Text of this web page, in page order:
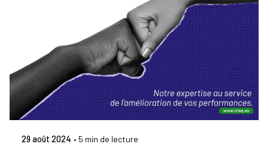
Publié par
29 août 2024 5 min de lecture